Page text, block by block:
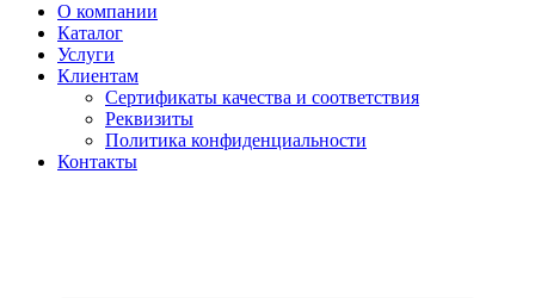
О компании
Каталог
Услуги
Клиентам
Сертификаты качества и соответствия
Реквизиты
Политика конфиден­циальности
Контакты